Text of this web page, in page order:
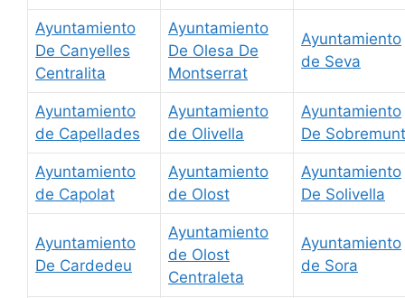
Ayuntamiento
De Canyelles
Centralita
Ayuntamiento
De Olesa De
Montserrat
Ayuntamiento
de Seva
Ayuntamiento
de Capellades
Ayuntamiento
de Olivella
Ayuntamiento
De Sobremunt
Ayuntamiento
de Capolat
Ayuntamiento
de Olost
Ayuntamiento
De Solivella
Ayuntamiento
De Cardedeu
Ayuntamiento
de Olost
Centraleta
Ayuntamiento
de Sora